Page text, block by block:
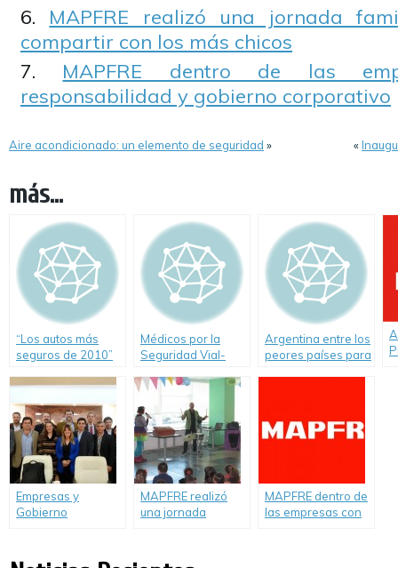
MAPFRE realizó una jornada
compartir con los más chicos
MAPFRE dentro de las
responsabilidad y gobierno corporativo
Aire acondicionado: un elemento de seguridad » «
más...
“Los autos más
seguros de 2010”
Médicos por la
Seguridad Vial-
Argentina entre los
peores países para
Empresas y
Gobierno
RSE y Seguridad
MAPFRE realizó
una jornada
MAPFRE dentro de
las empresas con